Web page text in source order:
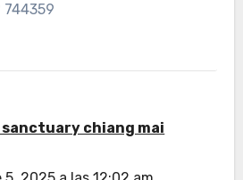
chiang mai